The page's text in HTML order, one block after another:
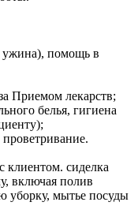
ужина), помощь в
Приемом лекарств;
белья, гигиена
клиентом. сиделка
включая полив
уборку, мытье посуды